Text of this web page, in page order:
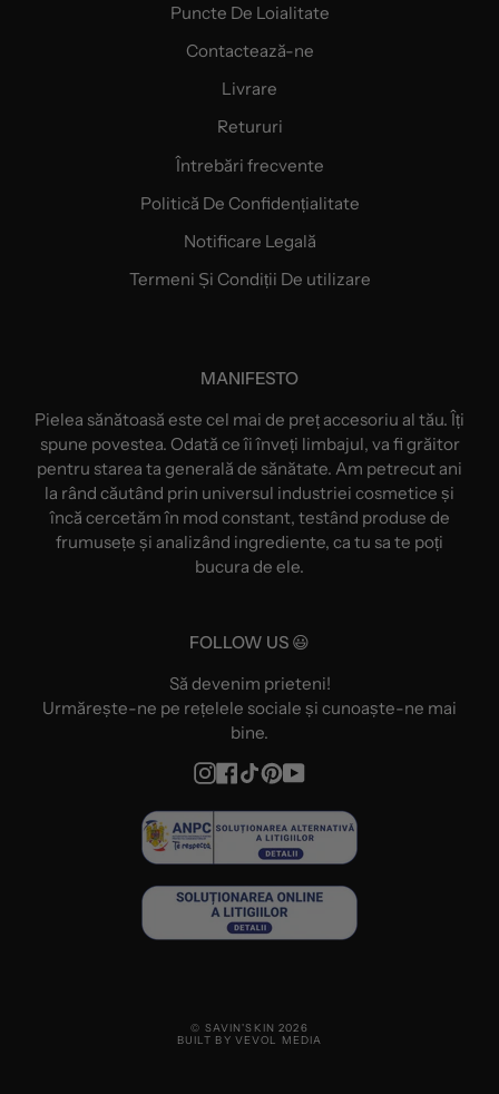
Puncte De Loialitate
Contactează-ne
Livrare
Retururi
Întrebări frecvente
Politică De Confidențialitate
Notificare Legală
Termeni Și Condiții De utilizare
MANIFESTO
Pielea sănătoasă este cel mai de preț accesoriu al tău. Îți
spune povestea. Odată ce îi înveți limbajul, va fi grăitor
pentru starea ta generală de sănătate. Am petrecut ani
la rând căutând prin universul industriei cosmetice și
încă cercetăm în mod constant, testând produse de
frumusețe și analizând ingrediente, ca tu sa te poți
bucura de ele.
FOLLOW US 😃
Să devenim prieteni!
Urmărește-ne pe rețelele sociale și cunoaște-ne mai
bine.
Instagram
Facebook
TikTokPinterest
YouTube
© SAVIN'SKIN 2026
BUILT BY VEVOL MEDIA